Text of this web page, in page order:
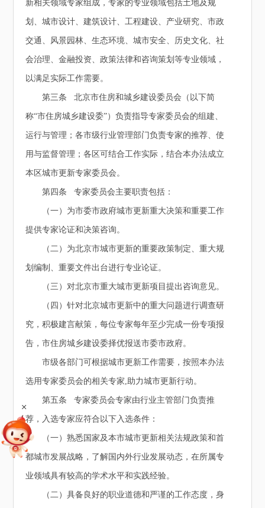
新相关领域专家组成，专家的专业领域包括土地及规
划、城市设计、建筑设计、工程建设、产业研究、市政
交通、风景园林、生态环境、城市安全、历史文化、社
会治理、金融投资、政策法律和咨询策划等专业领域，
以满足实际工作需要。
第三条 北京市住房和城乡建设委员会（以下简
称“市住房城乡建设委”）负责指导专家委员会的组建、
运行与管理；各市级行业管理部门负责专家的推荐、使
用与监督管理；各区可结合工作实际，结合本办法成立
本区城市更新专家委员会。
第四条 专家委员会主要职责包括：
（一）为市委市政府城市更新重大决策和重要工作
提供专家论证和决策咨询。
（二）为北京市城市更新的重要政策制定、重大规
划编制、重要文件出台进行专业论证。
（三）对北京市重大城市更新项目提出咨询意见。
（四）针对北京城市更新中的重大问题进行调查研
究，积极建言献策，每位专家每年至少完成一份专项报
告，市住房城乡建设委择优报送市委市政府。
市级各部门可根据城市更新工作需要，按照本办法
选用专家委员会的相关专家,助力城市更新行动。
第五条 专家委员会专家由行业主管部门负责推
荐，入选专家应符合以下入选条件：
（一）熟悉国家及本市城市更新相关法规政策和首
都城市发展战略，了解国内外行业发展动态，在所属专
业领域具有较高的学术水平和实践经验。
（二）具备良好的职业道德和严谨的工作态度，身
+